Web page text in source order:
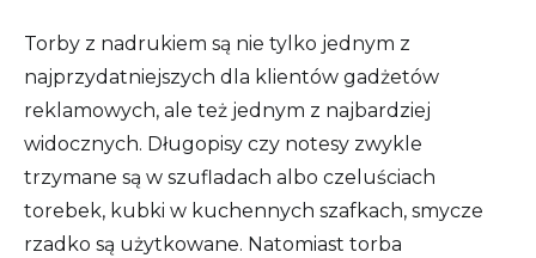
Torby z nadrukiem są nie tylko jednym z
najprzydatniejszych dla klientów gadżetów
reklamowych, ale też jednym z najbardziej
widocznych. Długopisy czy notesy zwykle
trzymane są w szufladach albo czeluściach
torebek, kubki w kuchennych szafkach, smycze
rzadko są użytkowane. Natomiast torba